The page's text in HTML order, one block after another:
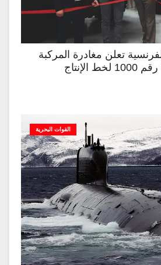
تعلن مغادرة المركبة
القوات البحرية